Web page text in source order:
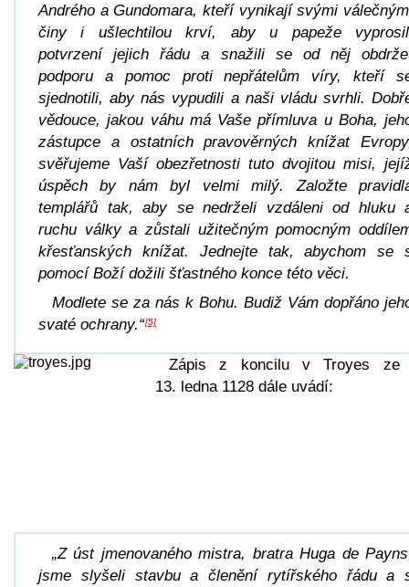
Andrého a Gundomara, kteří vynikají svými
činy i ušlechtilou krví, aby u papeže
potvrzení jejich řádu a snažili se od něj
podporu a pomoc proti nepřátelům víry, kteří
sjednotili, aby nás vypudili a naši vládu svrhli.
vědouce, jakou váhu má Vaše přímluva u Boha,
zástupce a ostatních pravověrných knížat
svěřujeme Vaší obezřetnosti tuto dvojitou misi,
úspěch by nám byl velmi milý. Založte
templářů tak, aby se nedrželi vzdáleni od hluku
ruchu války a zůstali užitečným pomocným
křesťanských knížat. Jednejte tak, abychom se
pomocí Boží dožili šťastného konce této věci.
Modlete se za nás k Bohu. Budiž Vám dopřáno
svaté ochrany.“[5]
Zápis z koncilu v Troyes ze
13. ledna 1128 dále uvádí:
„Z úst jmenovaného mistra, bratra Huga de
jsme slyšeli stavbu a členění rytířského řádu a